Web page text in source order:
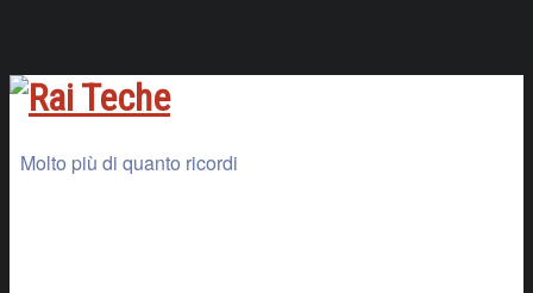
Molto più di quanto ricordi